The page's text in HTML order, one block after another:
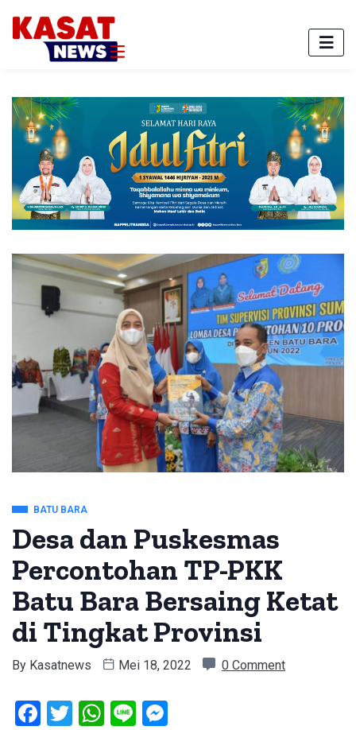
BATU BARA
Desa dan Puskesmas
Percontohan TP-PKK
Batu Bara Bersaing Ketat
di Tingkat Provinsi
By Kasatnews Mei 18, 2022 0 Comment
Facebook
Twitter
WhatsApp
Line